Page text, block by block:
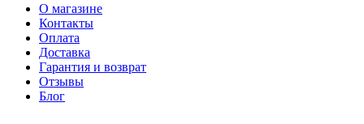
О магазине
Контакты
Оплата
Доставка
Гарантия и возврат
Отзывы
Блог